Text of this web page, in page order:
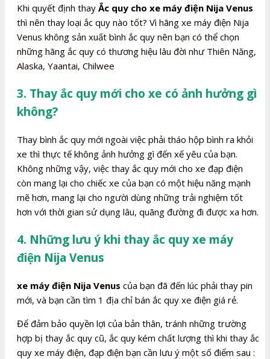
Khi quyết định thay Ắc quy cho xe máy điện Nija Venus
thì nên thay loại ắc quy nào tốt? Vì hãng xe máy điện Nija
Venus không sản xuất bình ắc quy nên bạn có thể chọn
những hãng ắc quy có thương hiệu lâu đời như Thiên Năng,
Alaska, Yaantai, Chilwee
3. Thay ắc quy mới cho xe có ảnh hưởng gì
không?
Thay bình ắc quy mới ngoài việc phải tháo hộp bình ra khỏi
xe thì thực tế không ảnh hưởng gì đến xế yêu của bạn.
Không những vậy, việc thay ắc quy mới cho xe đạp điện
còn mang lại cho chiếc xe của bạn có một hiệu năng mạnh
mẽ hơn, mang lại cho người dùng những trải nghiệm tốt
hơn với thời gian sử dụng lâu, quãng đường đi được xa hơn.
4. Những lưu ý khi thay ắc quy xe máy
điện Nija Venus
xe máy điện Nija Venus của bạn đã đến lúc phải thay pin
mới, và bạn cần tìm 1 địa chỉ bán ắc quy xe điện giá rẻ.
Để đảm bảo quyền lợi của bản thân, tránh những trường
hợp bị thay ắc quy cũ, ắc quy kém chất lượng thì khi thay ắc
quy xe máy điện, đạp điện bạn cần lưu ý một số điểm sau :